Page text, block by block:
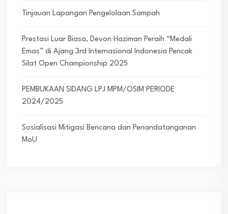
Tinjauan Lapangan Pengelolaan Sampah
Prestasi Luar Biasa, Devon Haziman Peraih “Medali
Emas” di Ajang 3rd Internasional Indonesia Pencak
Silat Open Championship 2025
PEMBUKAAN SIDANG LPJ MPM/OSIM PERIODE
2024/2025
Sosialisasi Mitigasi Bencana dan Penandatanganan
MoU